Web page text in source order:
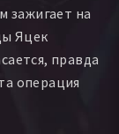
зажигает на
Яцек
правда
операция